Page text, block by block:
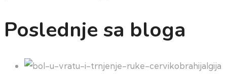
Poslednje sa bloga